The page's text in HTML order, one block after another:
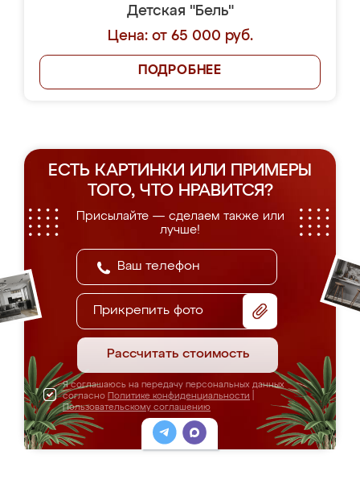
Детская "Бель"
Цена: от 65 000 руб.
ПОДРОБНЕЕ
ЕСТЬ КАРТИНКИ ИЛИ ПРИМЕРЫ
ТОГО, ЧТО НРАВИТСЯ?
Присылайте — сделаем также или
лучше!
Прикрепить фото
Рассчитать стоимость
Я соглашаюсь на передачу персональных данных
согласно Политике конфиденциальности
Пользовательскому соглашению